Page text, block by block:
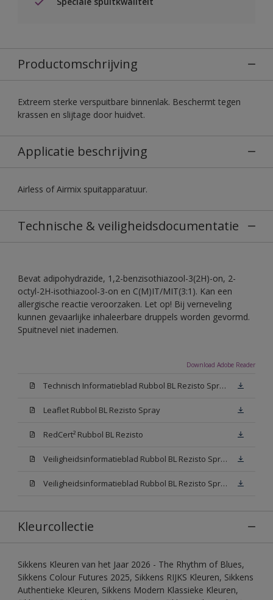
Productomschrijving
Extreem sterke verspuitbare binnenlak. Beschermt tegen
krassen en slijtage door huidvet.
Applicatie beschrijving
Airless of Airmix spuitapparatuur.
Technische & veiligheidsdocumentatie
Bevat adipohydrazide, 1,2-benzisothiazool-3(2H)-on, 2-
octyl-2H-isothiazool-3-on en C(M)IT/MIT(3:1). Kan een
allergische reactie veroorzaken. Let op! Bij verneveling
kunnen gevaarlijke inhaleerbare druppels worden gevormd.
Spuitnevel niet inademen.
Download Adobe Reader
Technisch Informatieblad Rubbol BL Rezisto Spray (PDF)
Leaflet Rubbol BL Rezisto Spray
RedCert² Rubbol BL Rezisto
Veiligheidsinformatieblad Rubbol BL Rezisto Spray W05 (MSDS)
Veiligheidsinformatieblad Rubbol BL Rezisto Spray N00 (MSDS)
Kleurcollectie
Sikkens Kleuren van het Jaar 2026 - The Rhythm of Blues,
Sikkens Colour Futures 2025, Sikkens RIJKS Kleuren, Sikkens
Authentieke Kleuren, Sikkens Modern Klassieke Kleuren,